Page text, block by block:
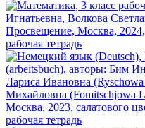
рабочая тетрадь
рабочая тетрадь